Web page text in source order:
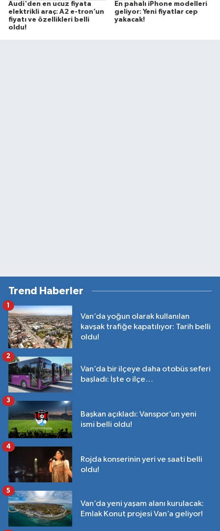
Audi'den en ucuz fiyata
elektrikli araç: A2 e-tron’un
fiyatı ve özellikleri belli
oldu!
En pahalı iPhone modelleri
geliyor: Yeni fiyatlar cep
yakacak!
Trend Haberler
Van’da yoğun olarak kullanılan
kavşak trafiğe kapatılıyor: Tarih belli
oldu!
1
Van’da bir ilçeye daha otobüs seferi
başladı: İşte o ilçe…
2
Başkan açıkladı: Vanspor’un yeni
ismi belli oldu!
3
Rojda konserinin yeri ve saati belli
oldu!
4
Van’da yeni yaşam alanı kurulacak:
Emlak Konut projesi Van’a geliyor!
5